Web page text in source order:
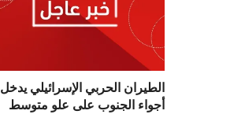
الطيران الحربي الإسرائيلي يدخل
أجواء الجنوب على علو متوسط